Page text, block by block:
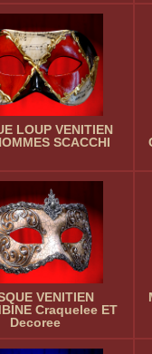
LOUP VENITIEN
SCACCHI
VENITIEN
Craquelee ET
Decoree